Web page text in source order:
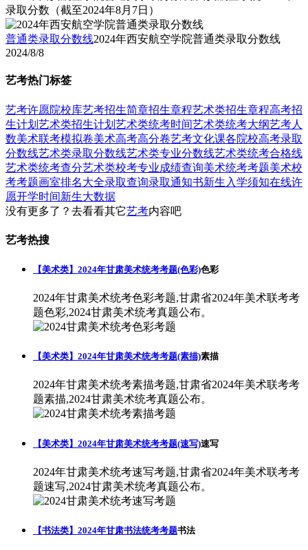
录取分数（截至2024年8月7日）
普通类录取分数线2024年西安航空学院普通类录取分数线
2024/8/8
艺考热门标签
艺考许愿院校库艺考招生简章招生章程艺术类招生章程高考招
生计划艺术类招生计划艺术类统考时间艺术类统考大纲艺考人
数美术联考模拟卷美术高考高分卷艺考文化课各院校高考录取
分数线艺术类录取分数线艺术类专业分数线艺术类统考合格线
艺术类统考查分艺术类校考专业成绩查询美术统考考题美术校
考考题画室排名大全录取查询录取通知书新生入学须知在线许
愿开学时间新生大数据
没有更多了？去看看其它艺考内容吧
艺考热搜
【美术类】2024年甘肃美术统考考题(色彩)色彩
2024年甘肃美术统考色彩考题,甘肃省2024年美术联考考
题色彩,2024甘肃美术统考真题公布。
【美术类】2024年甘肃美术统考考题(素描)素描
2024年甘肃美术统考素描考题,甘肃省2024年美术联考考
题素描,2024甘肃美术统考真题公布。
【美术类】2024年甘肃美术统考考题(速写)速写
2024年甘肃美术统考速写考题,甘肃省2024年美术联考考
题速写,2024甘肃美术统考真题公布。
【书法类】2024年甘肃书法统考考题书法